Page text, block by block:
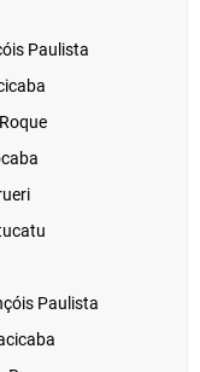
Paulista
Paulista